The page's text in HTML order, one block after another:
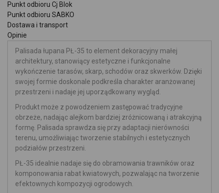
Punkt odbioru Cj Blok
Punkt odbioru SABKO
Dostawa i transport
Opinie
Palisada łupana PŁ-35 to element dekoracyjny małej
architektury, stanowiący estetyczne i funkcjonalne
wykończenie tarasów, skarp, schodów oraz skwerków. Dzięki
swojej formie doskonale podkreśla charakter aranżowanej
przestrzeni i nadaje jej uporządkowany wygląd.
Produkt może z powodzeniem zastępować tradycyjne
obrzeże, nadając alejkom bardziej zróżnicowaną i atrakcyjną
formę. Palisada sprawdza się przy adaptacji nierówności
terenu, umożliwiając tworzenie stabilnych i estetycznych
podziałów przestrzeni.
PŁ-35 idealnie nadaje się do obramowania trawników oraz
komponowania rabat kwiatowych, pozwalając na tworzenie
efektownych kompozycji ogrodowych.